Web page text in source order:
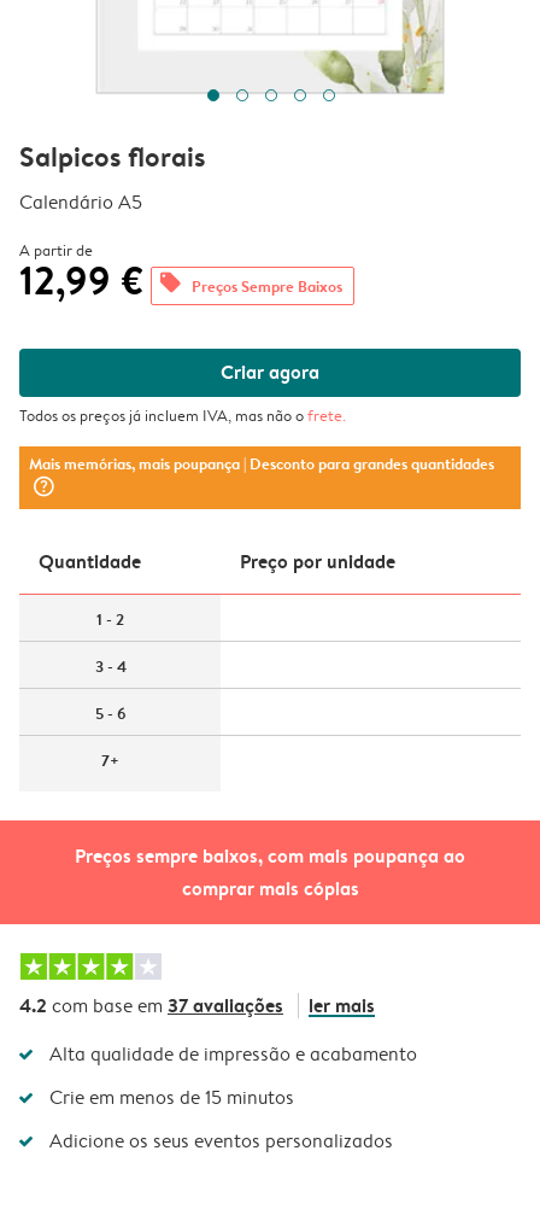
Preços sempre baixos, com mais poupança ao
comprar mais cópias
Salpicos florais
Calendário A5
A partir de
12,99 € offers Preços Sempre Baixos
Criar agora
Todos os preços já incluem IVA, mas não ofrete.
Mais memórias, mais poupança| Desconto para grandes quantidades
question_mark_circle
Quantidade Preço por unidade
1 - 2
3 - 4
5 - 6
7+
4.2 com base em 37 avaliações ler mais
Alta qualidade de impressão e acabamento
Crie em menos de 15 minutos
Adicione os seus eventos personalizados